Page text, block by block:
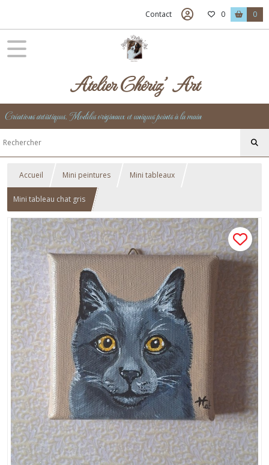
Contact 0 0
Atelier Chériz' Art
Créations artistiques, Modèles originaux et uniques peints à la main
Accueil Mini peintures Mini tableaux
Mini tableau chat gris